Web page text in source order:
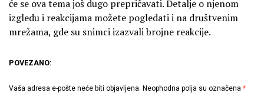
će se ova tema još dugo prepričavati. Detalje o njenom
izgledu i reakcijama možete pogledati i na društvenim
mrežama, gde su snimci izazvali brojne reakcije.
POVEZANO:
Vaša adresa e-pošte neće biti objavljena. Neophodna polja su označena *